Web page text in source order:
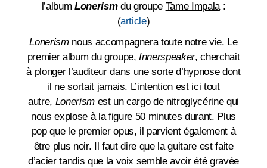
l’albumLonerismdu groupe Tame Impala:
(article)
Lonerism nous accompagnera toute notre vie. Le
premier album du groupe,Innerspeaker, cherchait
à plonger l’auditeur dans une sorte d’hypnose dont
il ne sortait jamais. L’intention est ici tout
autre, Lonerismest un cargo de nitroglycérine qui
nous explose à la figure 50 minutes durant. Plus
pop que le premier opus, il parvient également à
être plus noir. Il faut dire que la guitare est faite
d’acier tandis que la voix semble avoir été gravée